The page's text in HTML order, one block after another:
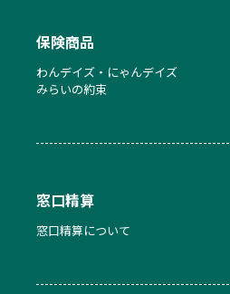
保険商品
わんデイズ・にゃんデイズ
みらいの約束
窓口精算
窓口精算について